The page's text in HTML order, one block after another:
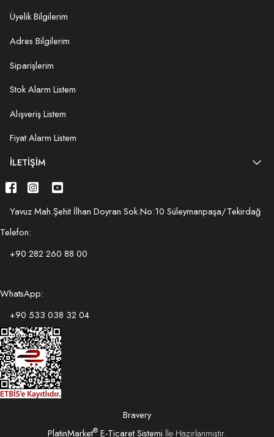
Üyelik Bilgilerim
Adres Bilgilerim
Siparişlerim
Stok Alarm Listem
Alışveriş Listem
Fiyat Alarm Listem
İLETIŞIM
Yavuz Mah.Şehit İlhan Doyran Sok.No:10 Süleymanpaşa/Tekirdağ
Telefon:
+90 282 260 88 00
WhatsApp:
+90 533 038 32 04
Bravery
PlatinMarket® E-Ticaret Sistemi İle Hazırlanmıştır.